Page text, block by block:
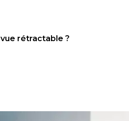
rétractable ?